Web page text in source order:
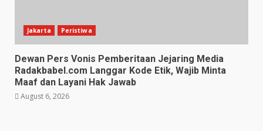
Jakarta Peristiwa
Dewan Pers Vonis Pemberitaan Jejaring Media
Radakbabel.com Langgar Kode Etik, Wajib Minta
Maaf dan Layani Hak Jawab
August 6, 2026